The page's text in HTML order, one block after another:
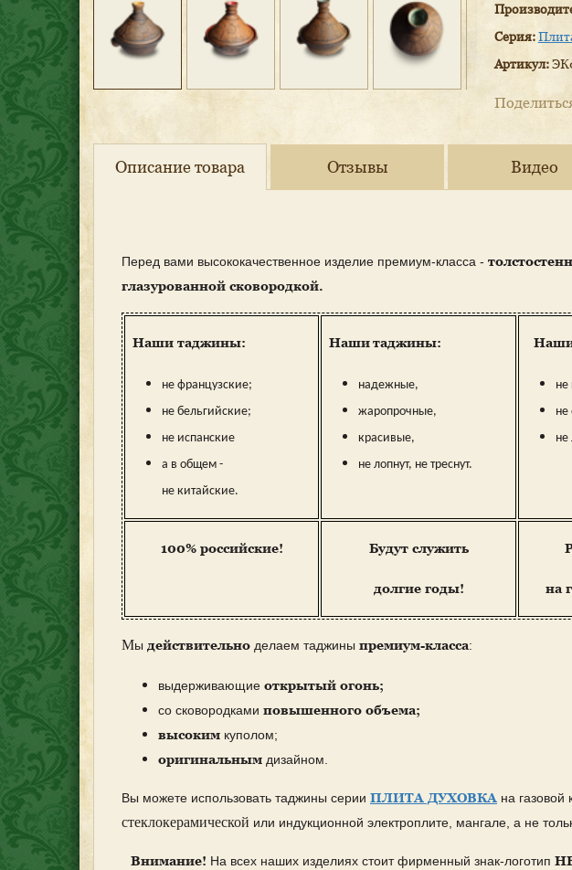
Серия:
Артикул:
Описание товара Отзывы Видео
Перед вами высококачественное изделие премиум-класса -
глазурованной сковородкой.
Наши таджины:
не французские;
не бельгийские;
не испанские
а в общем -
не китайские.
Нашитаджины:
надежные,
жаропрочные,
красивые,
не лопнут, не треснут.
не
не
не
100% российские! Будут служить
долгие годы! на
Мы действительно делаем таджины премиум-класса:
выдерживающие открытый огонь;
со сковородками повышенного объема;
высоким куполом;
оригинальным дизайном.
Вы можете использовать таджины серии ПЛИТА ДУХОВКА на газовой
стеклокерамической или индукционной электроплите, мангале, а не
Внимание! На всех наших изделиях стоит фирменный знак-логотип